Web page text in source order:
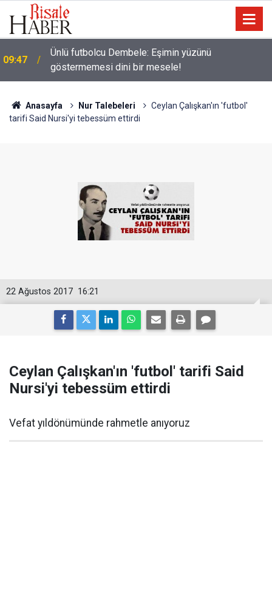
09:47
Ünlü futbolcu Dembele: Eşimin yüzünü
göstermemesi dini bir mesele!
Anasayfa Nur Talebeleri
Ceylan Çalışkan'ın 'futbol'
tarifi Said Nursi'yi tebessüm ettirdi
16:21
22 Ağustos 2017
Ceylan Çalışkan'ın 'futbol' tarifi Said
Nursi'yi tebessüm ettirdi
Vefat yıldönümünde rahmetle anıyoruz